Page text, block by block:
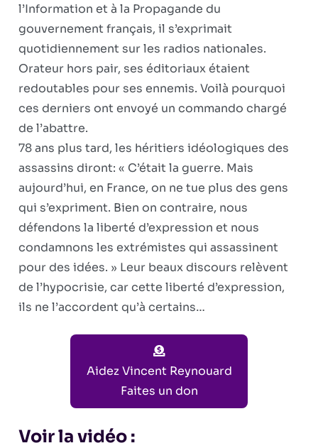
l’Information et à la Propagande du
gouvernement français, il s’exprimait
quotidiennement sur les radios nationales.
Orateur hors pair, ses éditoriaux étaient
redoutables pour ses ennemis. Voilà pourquoi
ces derniers ont envoyé un commando chargé
de l’abattre.
78 ans plus tard, les héritiers idéologiques des
assassins diront: « C’était la guerre. Mais
aujourd’hui, en France, on ne tue plus des gens
qui s’expriment. Bien on contraire, nous
défendons la liberté d’expression et nous
condamnons les extrémistes qui assassinent
pour des idées. » Leur beaux discours relèvent
de l’hypocrisie, car cette liberté d’expression,
ils ne l’accordent qu’à certains…
Aidez Vincent Reynouard
Faites un don
Voir la vidéo :